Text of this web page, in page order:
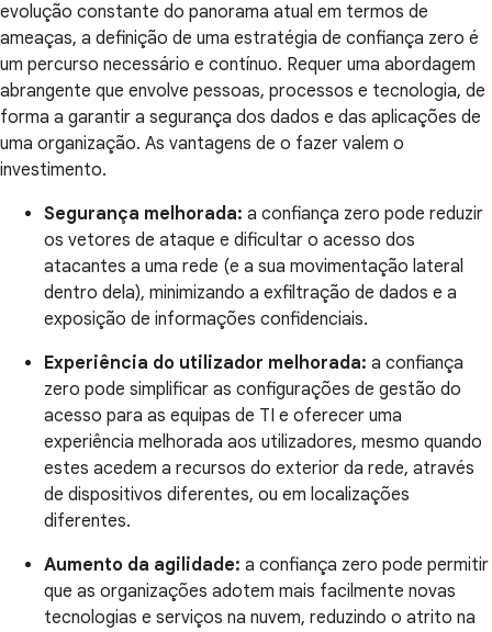
evolução constante do panorama atual em termos de
ameaças, a definição de uma estratégia de confiança zero é
um percurso necessário e contínuo. Requer uma abordagem
abrangente que envolve pessoas, processos e tecnologia, de
forma a garantir a segurança dos dados e das aplicações de
uma organização. As vantagens de o fazer valem o
investimento.
Segurança melhorada: a confiança zero pode reduzir
os vetores de ataque e dificultar o acesso dos
atacantes a uma rede (e a sua movimentação lateral
dentro dela), minimizando a exfiltração de dados e a
exposição de informações confidenciais.
Experiência do utilizador melhorada: a confiança
zero pode simplificar as configurações de gestão do
acesso para as equipas de TI e oferecer uma
experiência melhorada aos utilizadores, mesmo quando
estes acedem a recursos do exterior da rede, através
de dispositivos diferentes, ou em localizações
diferentes.
Aumento da agilidade: a confiança zero pode permitir
que as organizações adotem mais facilmente novas
tecnologias e serviços na nuvem, reduzindo o atrito na